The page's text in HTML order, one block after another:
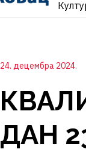
24. децембра 2024.
ДАН